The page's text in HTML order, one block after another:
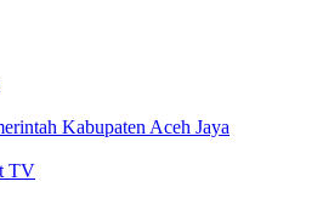
Kabupaten Aceh Jaya
TV